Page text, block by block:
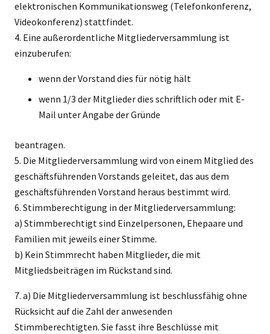
elektronischen Kommunikationsweg (Telefonkonferenz,
Videokonferenz) stattfindet.
4. Eine außerordentliche Mitgliederversammlung ist
einzuberufen:
wenn der Vorstand dies für nötig hält
wenn 1/3 der Mitglieder dies schriftlich oder mit E-
Mail unter Angabe der Gründe
beantragen.
5. Die Mitgliederversammlung wird von einem Mitglied des
geschäftsführenden Vorstands geleitet, das aus dem
geschäftsführenden Vorstand heraus bestimmt wird.
6. Stimmberechtigung in der Mitgliederversammlung:
a) Stimmberechtigt sind Einzelpersonen, Ehepaare und
Familien mit jeweils einer Stimme.
b) Kein Stimmrecht haben Mitglieder, die mit
Mitgliedsbeiträgen im Rückstand sind.
7. a) Die Mitgliederversammlung ist beschlussfähig ohne
Rücksicht auf die Zahl der anwesenden
Stimmberechtigten. Sie fasst ihre Beschlüsse mit